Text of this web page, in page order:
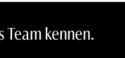
Team kennen.